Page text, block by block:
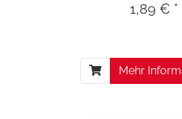
1,89 € *
Mehr